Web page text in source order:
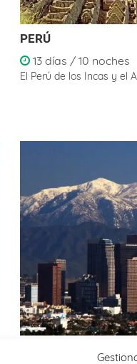
PERÚ
13 días / 10 noches
El Perú de los Incas y el